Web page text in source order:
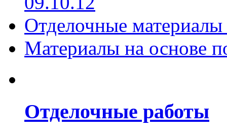
Отделочные
Материалы на основе
Отделочные работы